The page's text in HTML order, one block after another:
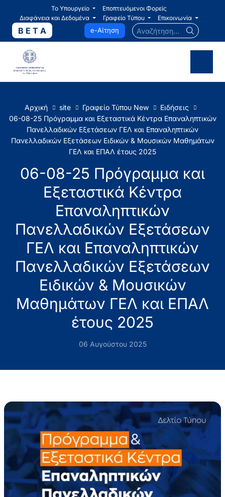
Το Υπουργείο
Εποπτευόμενοι Φορείς
Διαφάνεια και Δεδομένα
Γραφείο Τύπου Επικοινωνία
B E T A e-Αίτηση Αναζήτηση...
Αρχική site Γραφείο Τύπου New
Ειδήσεις
06-08-25 Πρόγραμμα και Εξεταστικά Κέντρα Επαναληπτικών
Πανελλαδικών Εξετάσεων ΓΕΛ και Επαναληπτικών
Πανελλαδικών Εξετάσεων Ειδικών & Μουσικών Μαθημάτων
ΓΕΛ και ΕΠΑΛ έτους 2025
06-08-25 Πρόγραμμα και
Εξεταστικά Κέντρα
Επαναληπτικών
Πανελλαδικών Εξετάσεων
ΓΕΛ και Επαναληπτικών
Πανελλαδικών Εξετάσεων
Ειδικών & Μουσικών
Μαθημάτων ΓΕΛ και ΕΠΑΛ
έτους 2025
06 Αυγούστου 2025